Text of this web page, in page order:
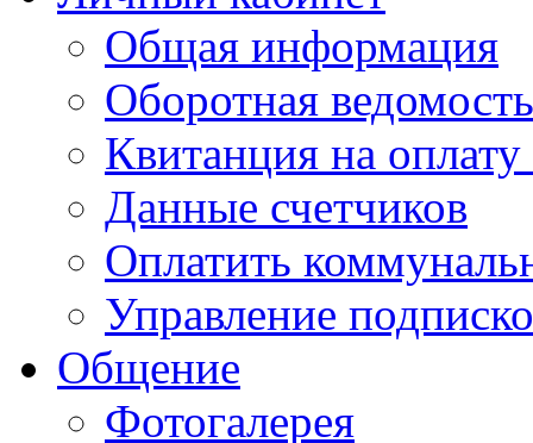
Общая информация
Оборотная ведомость
Квитанция на
Данные счетчиков
Оплатить
Управление
Общение
Фотогалерея